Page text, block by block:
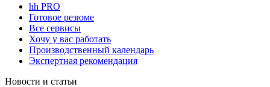
hh PRO
Готовое резюме
Все сервисы
Хочу у вас работать
Производственный календарь
Экспертная рекомендация
Новости и статьи